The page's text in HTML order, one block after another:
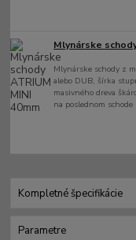
Mlynárske
Mlynárske schody z
alebo DUB, šírka
masivného dreva
na poslednom schode
Kompletné špecifikácie
Parametre